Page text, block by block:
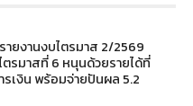
ยงานงบไตรมาส 2/2569
ตรมาสที่ 6 หนุนด้วยรายได้ที่
รเงิน พร้อมจ่ายปันผล 5.2